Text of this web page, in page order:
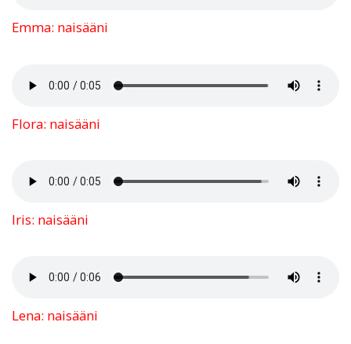
Emma: naisääni
Flora: naisääni
Iris: naisääni
Lena: naisääni